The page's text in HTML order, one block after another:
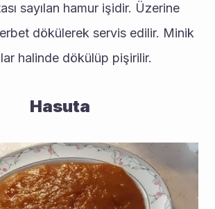
sayılan hamur işidir. Üzerine
dökülerek servis edilir. Minik
halinde dökülüp pişirilir.
Hasuta